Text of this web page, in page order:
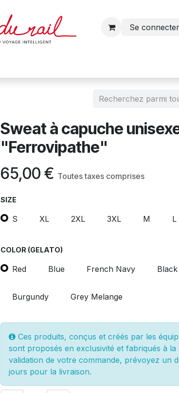
Se connecter
Sweat à capuche
"Ferrovipathe"
65,00 € Toutes taxes comprises
SIZE
S XL 2XL 3XL M L
COLOR (GELATO)
Red Blue French Navy Black
Burgundy Grey Melange
Ces produits, conçus et créés par les
sont proposés en exclusivité et fabriqués à la
validation de votre commande, prévoyez un
jours pour la livraison.